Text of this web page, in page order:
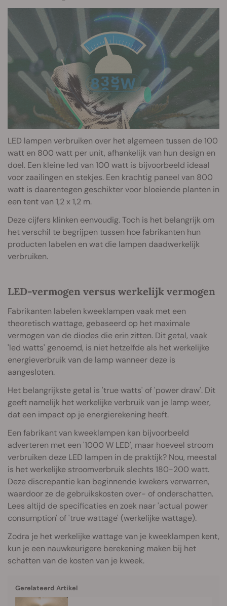
LED lampen verbruiken over het algemeen tussen de 100
watt en 800 watt per unit, afhankelijk van hun design en
doel. Een kleine led van 100 watt is bijvoorbeeld ideaal
voor zaailingen en stekjes. Een krachtig paneel van 800
watt is daarentegen geschikter voor bloeiende planten in
een tent van 1,2 x 1,2 m.
Deze cijfers klinken eenvoudig. Toch is het belangrijk om
het verschil te begrijpen tussen hoe fabrikanten hun
producten labelen en wat die lampen daadwerkelijk
verbruiken.
LED-vermogen versus werkelijk vermogen
Fabrikanten labelen kweeklampen vaak met een
theoretisch wattage, gebaseerd op het maximale
vermogen van de diodes die erin zitten. Dit getal, vaak
'led watts' genoemd, is niet hetzelfde als het werkelijke
energieverbruik van de lamp wanneer deze is
aangesloten.
Het belangrijkste getal is 'true watts' of 'power draw'. Dit
geeft namelijk het werkelijke verbruik van je lamp weer,
dat een impact op je energierekening heeft.
Een fabrikant van kweeklampen kan bijvoorbeeld
adverteren met een '1000 W LED', maar hoeveel stroom
verbruiken deze LED lampen in de praktijk? Nou, meestal
is het werkelijke stroomverbruik slechts 180-200 watt.
Deze discrepantie kan beginnende kwekers verwarren,
waardoor ze de gebruikskosten over- of onderschatten.
Lees altijd de specificaties en zoek naar 'actual power
consumption' of 'true wattage' (werkelijke wattage).
Zodra je het werkelijke wattage van je kweeklampen kent,
kun je een nauwkeurigere berekening maken bij het
schatten van de kosten van je kweek.
Gerelateerd Artikel